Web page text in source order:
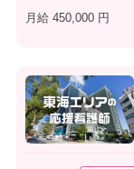
月給 450,000 円